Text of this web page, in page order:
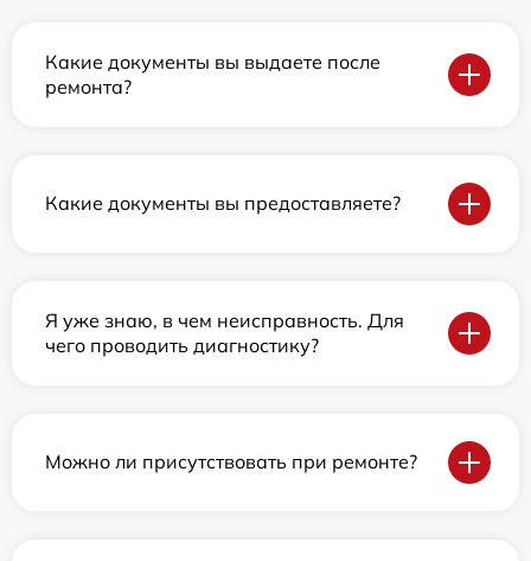
Какие документы вы выдаете после
ремонта?
Какие документы вы предоставляете?
Я уже знаю, в чем неисправность. Для
чего проводить диагностику?
Можно ли присутствовать при ремонте?